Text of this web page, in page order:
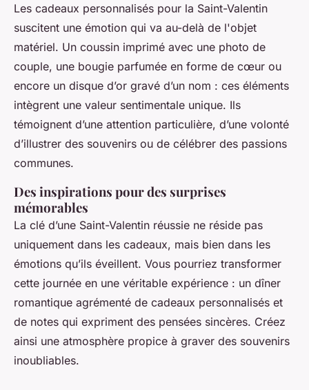
Les cadeaux personnalisés pour la Saint-Valentin
suscitent une émotion qui va au-delà de l'objet
matériel. Un coussin imprimé avec une photo de
couple, une bougie parfumée en forme de cœur ou
encore un disque d’or gravé d’un nom : ces éléments
intègrent une valeur sentimentale unique. Ils
témoignent d’une attention particulière, d’une volonté
d’illustrer des souvenirs ou de célébrer des passions
communes.
Des inspirations pour des surprises
mémorables
La clé d’une Saint-Valentin réussie ne réside pas
uniquement dans les cadeaux, mais bien dans les
émotions qu’ils éveillent. Vous pourriez transformer
cette journée en une véritable expérience : un dîner
romantique agrémenté de cadeaux personnalisés et
de notes qui expriment des pensées sincères. Créez
ainsi une atmosphère propice à graver des souvenirs
inoubliables.